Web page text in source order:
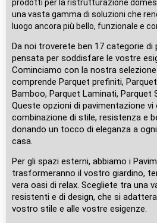
prodotti per la ristrutturazione
una vasta gamma di soluzioni che
luogo ancora più bello, funzionale e
Da noi troverete ben 17 categorie di
pensata per soddisfare le vostre
Cominciamo con la nostra
comprende Parquet prefiniti,
Bamboo, Parquet Laminati, Parquet
Queste opzioni di pavimentazione
combinazione di stile, resistenza e
donando un tocco di eleganza a
casa.
Per gli spazi esterni, abbiamo i
trasformeranno il vostro giardino,
vera oasi di relax. Scegliete tra una
resistenti e di design, che si
vostro stile e alle vostre esigenze.